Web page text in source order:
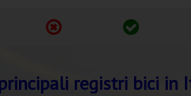
registri bici in